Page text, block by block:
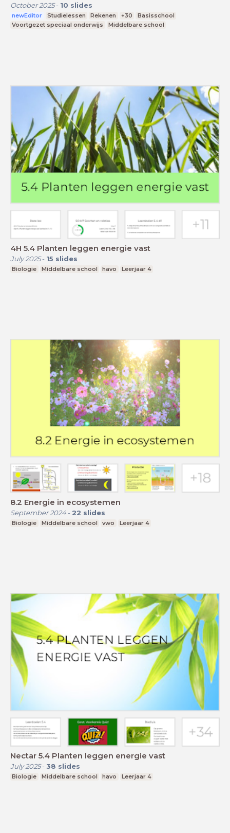
October 2025- 10 slides
newEditor Studielessen Rekenen +30
Basisschool
Voortgezet speciaal onderwijs
Middelbare school
4H 5.4 Planten leggen energie vast
July 2025- 15 slides
Biologie Middelbare school havo Leerjaar 4
8.2 Energie in ecosystemen
September 2024- 22 slides
Biologie Middelbare school vwo Leerjaar 4
Nectar 5.4 Planten leggen energie vast
July 2025- 38 slides
Biologie Middelbare school havo Leerjaar 4